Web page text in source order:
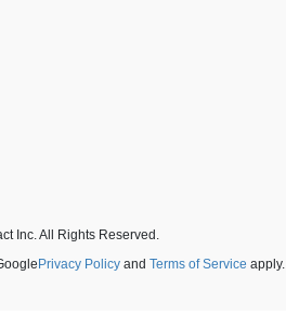
Inc. All Rights Reserved.
Privacy Policyand Terms of Service apply.